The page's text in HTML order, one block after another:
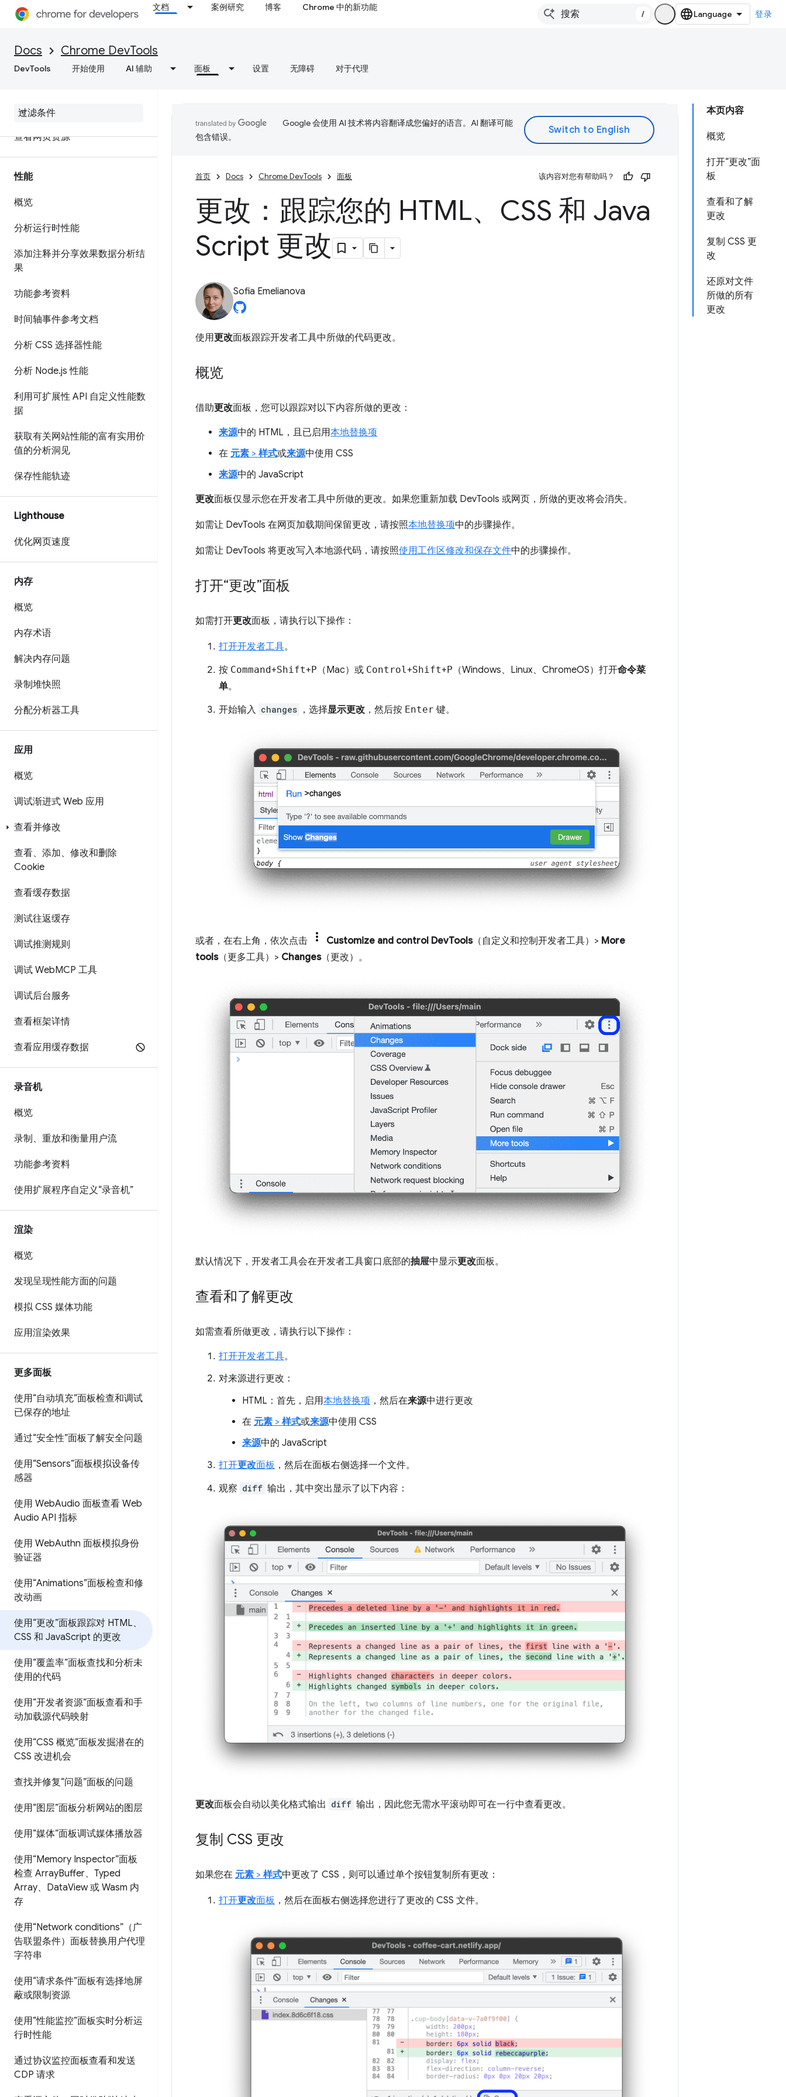
文档 案例研究 博客 Chrome 中的新功能
/ 登录
Docs Chrome DevTools
DevTools 开始使用 AI 辅助 面板 设置 无障碍 对于代理
概览
功能参考资料
查看网页资源
性能
概览
分析运行时性能
添加注释并分享效果数据分析结
果
功能参考资料
时间轴事件参考文档
分析 CSS 选择器性能
分析 Node.js 性能
利用可扩展性 API 自定义性能数
据
获取有关网站性能的富有实用价
值的分析洞见
保存性能轨迹
Lighthouse
优化网页速度
内存
概览
内存术语
解决内存问题
录制堆快照
分配分析器工具
应用
概览
调试渐进式 Web 应用
查看并修改
查看、添加、修改和删除
Cookie
查看缓存数据
测试往返缓存
调试推测规则
调试 WebMCP 工具
调试后台服务
查看框架详情
查看应用缓存数据
录音机
概览
录制、重放和衡量用户流
功能参考资料
使用扩展程序自定义“录音机”
渲染
概览
发现呈现性能方面的问题
模拟 CSS 媒体功能
应用渲染效果
更多面板
使用“自动填充”面板检查和调试
已保存的地址
通过“安全性”面板了解安全问题
使用“Sensors”面板模拟设备传
感器
使用 WebAudio 面板查看 Web
Audio API 指标
使用 WebAuthn 面板模拟身份
验证器
使用“Animations”面板检查和修
改动画
使用“更改”面板跟踪对 HTML、
CSS 和 JavaScript 的更改
使用“覆盖率”面板查找和分析未
使用的代码
使用“开发者资源”面板查看和手
动加载源代码映射
使用“CSS 概览”面板发掘潜在的
CSS 改进机会
查找并修复“问题”面板的问题
使用“图层”面板分析网站的图层
使用“媒体”面板调试媒体播放器
使用“Memory Inspector”面板
检查 ArrayBuffer、Typed
Array、DataView 或 Wasm 内
存
使用“Network conditions”（广
告联盟条件）面板替换用户代理
字符串
使用“请求条件”面板有选择地屏
蔽或限制资源
使用“性能监控”面板实时分析运
行时性能
通过协议监控面板查看和发送
CDP 请求
本页内容
概览
打开“更改”面
板
查看和了解
更改
复制 CSS 更
改
还原对文件
所做的所有
更改
Google 会使用 AI 技术将内容翻译成您偏好的语言。AI 翻译可能
包含错误。
首页 Docs Chrome DevTools 面板 该内容对您有帮助吗？
更改：跟踪您的 HTML、CSS 和 Java
Script 更改
Sofia Emelianova
使用更改面板跟踪开发者工具中所做的代码更改。
概览
借助更改面板，您可以跟踪对以下内容所做的更改：
来源中的 HTML，且已启用本地替换项
在 元素 > 样式或来源中使用 CSS
来源中的 JavaScript
更改面板仅显示您在开发者工具中所做的更改。如果您重新加载 DevTools 或网页，所做的更改将会消失。
如需让 DevTools 在网页加载期间保留更改，请按照本地替换项中的步骤操作。
如需让 DevTools 将更改写入本地源代码，请按照使用工作区修改和保存文件中的步骤操作。
打开“更改”面板
如需打开更改面板，请执行以下操作：
打开开发者工具。
按 Command+Shift+P （Mac）或 Control+Shift+P （Windows、Linux、ChromeOS）打开命令菜
单。
开始输入 changes ，选择显示更改 ，然后按 Enter 键。
或者，在右上角，依次点击 Customize and control DevTools（自定义和控制开发者工具）> More
tools（更多工具）> Changes（更改）。
默认情况下，开发者工具会在开发者工具窗口底部的抽屉中显示更改面板。
查看和了解更改
如需查看所做更改，请执行以下操作：
打开开发者工具。
对来源进行更改：
HTML：首先，启用本地替换项 ，然后在来源中进行更改
在 元素 > 样式或来源中使用 CSS
来源中的 JavaScript
打开更改面板 ，然后在面板右侧选择一个文件。
观察 diff 输出，其中突出显示了以下内容：
更改面板会自动以美化格式输出 diff 输出，因此您无需水平滚动即可在一行中查看更改。
复制 CSS 更改
如果您在 元素 > 样式中更改了 CSS，则可以通过单个按钮复制所有更改：
打开更改面板 ，然后在面板右侧选择您进行了更改的 CSS 文件。